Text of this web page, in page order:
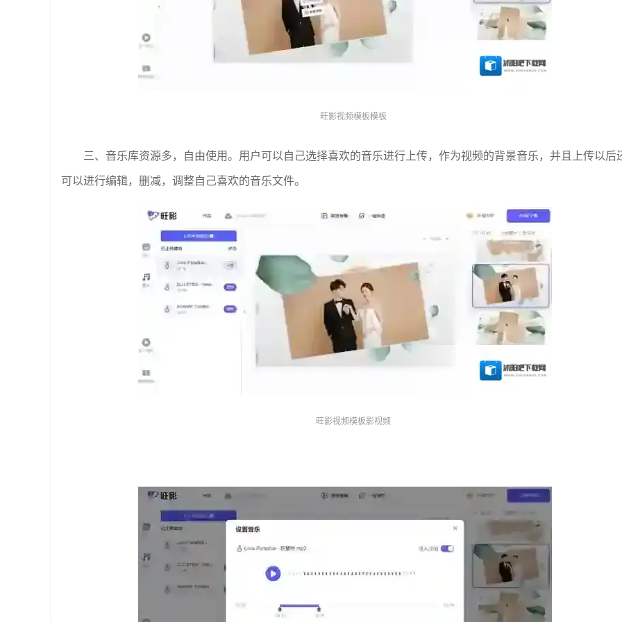
旺影视频模板模板
三、音乐库资源多，自由使用。用户可以自己选择喜欢的音乐进行上传，作为视频的背景音乐，并且上传以后
可以进行编辑，删减，调整自己喜欢的音乐文件。
旺影视频模板影视频